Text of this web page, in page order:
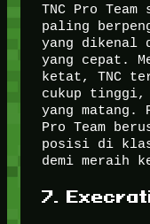
TNC Pro
paling
yang dikenal
yang cepat.
ketat, TNC
cukup tinggi,
yang matang.
Pro Team
posisi di
demi meraih
7.